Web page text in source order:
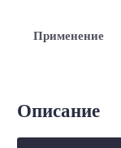
Применение
Описание